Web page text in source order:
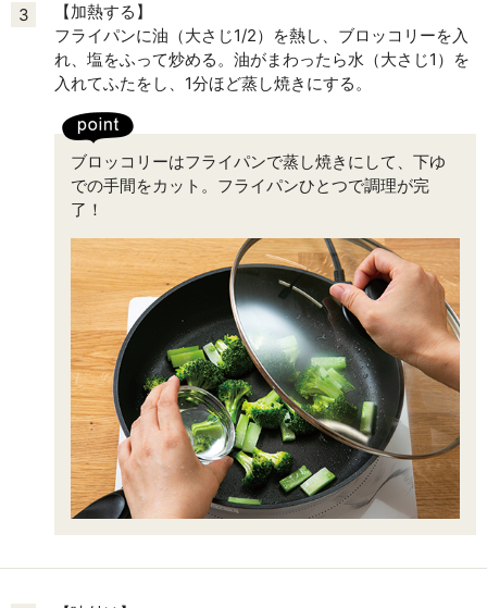
3
【加熱する】
フライパンに油（大さじ1/2）を熱し、ブロッコリーを入
れ、塩をふって炒める。油がまわったら水（大さじ1）を
入れてふたをし、1分ほど蒸し焼きにする。
ブロッコリーはフライパンで蒸し焼きにして、下ゆ
での手間をカット。フライパンひとつで調理が完
了！